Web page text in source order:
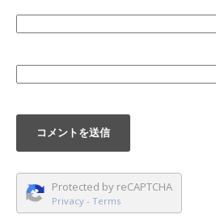
Protected by reCAPTCHA
Privacy - Terms